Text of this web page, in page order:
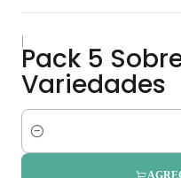
Pack 5
Variedades
Cantidad